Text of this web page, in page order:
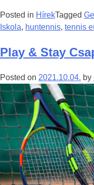
Posted in HírekTagged
Iskola, huntennis, tennis
Play & Stay
Posted on 2021.10.04. by